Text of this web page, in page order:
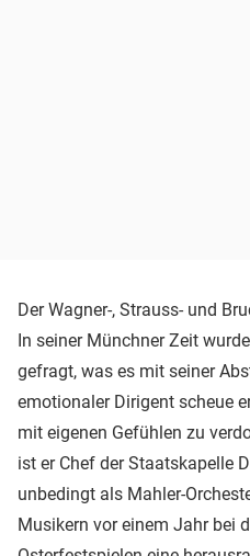
Der Wagner-, Strauss- und
In seiner Münchner Zeit wurde
gefragt, was es mit seiner
emotionaler Dirigent scheue
mit eigenen Gefühlen zu
ist er Chef der Staatskapelle
unbedingt als Mahler-
Musikern vor einem Jahr bei